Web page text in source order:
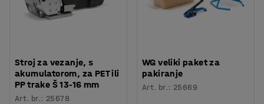
Stroj za vezanje, s
akumulatorom, za PET ili
PP trake Š 13-16 mm
Art. br.: 25678
WG veliki paket za
pakiranje
Art. br.: 25669